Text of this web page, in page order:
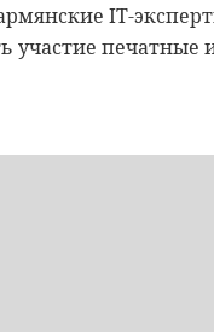
IT-
участие печатные